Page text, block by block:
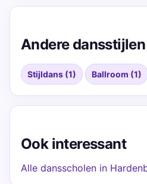
Andere
Stijldans (1) Ballroom (1)
Ook interessant
Alle dansscholen in